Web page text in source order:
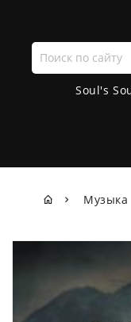
Поиск
по
сайту
Soul's
Музыка